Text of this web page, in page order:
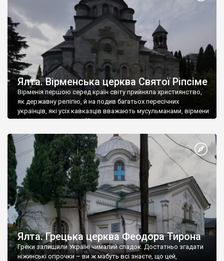
Ялта. Вірменська церква Святої Ріпсіме
Вірменія першою серед країн світу прийняла християнство,
як державну релігію, й на подив багатьох пересічних
українців, які усіх кавказців вважають мусульманами, вірмени
є відданими вірянами Христа
Ялта. Грецька церква Феодора Тирона
Греки залишили Україні чималий спадок. Достатньо згадати
ніжинські огірочки – ви ж мабуть всі знаєте, що цей,